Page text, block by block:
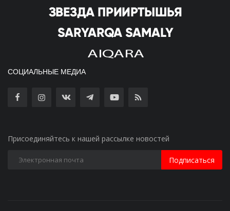
СОЦИАЛЬНЫЕ МЕДИА
Присоединяйтесь к нашей рассылке новостей
Подписаться